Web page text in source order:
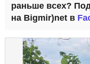
раньше всех?
на Bigmir)net в